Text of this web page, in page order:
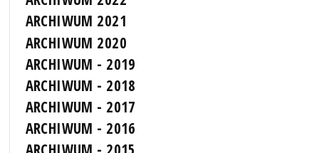
ARCHIWUM 2021
ARCHIWUM 2020
ARCHIWUM - 2019
ARCHIWUM - 2018
ARCHIWUM - 2017
ARCHIWUM - 2016